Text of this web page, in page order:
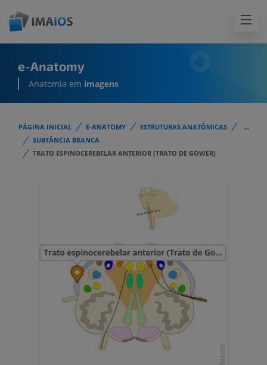
e-Anatomy
Anatomia em imagens
PÁGINA INICIAL E-ANATOMY ESTRUTURAS ANATÔMICAS
...
SUBTÂNCIA BRANCA
TRATO ESPINOCEREBELAR ANTERIOR (TRATO DE GOWER)